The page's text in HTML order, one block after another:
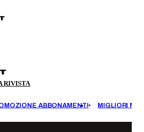
RIVISTA
ABBONAMENTI MIGLIORI